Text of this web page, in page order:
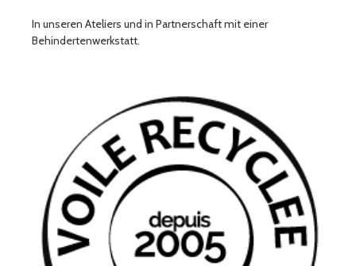
In unseren Ateliers und in Partnerschaft mit einer
Behindertenwerkstatt.